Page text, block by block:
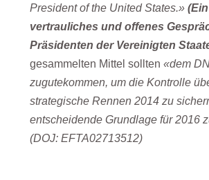
President of the United States.»
vertrauliches und offenes
Präsidenten der Vereinigten
gesammelten Mittel sollten «dem
zugutekommen, um die Kontrolle
strategische Rennen 2014 zu
entscheidende Grundlage für 2016
(DOJ: EFTA02713512)